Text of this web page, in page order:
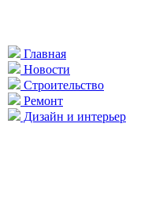
Главная
Новости
Строительство
Ремонт
Дизайн и интерьер